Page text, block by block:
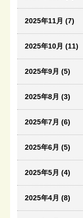
2025年11月 (7)
2025年10月 (11)
2025年9月 (5)
2025年8月 (3)
2025年7月 (6)
2025年6月 (5)
2025年5月 (4)
2025年4月 (8)